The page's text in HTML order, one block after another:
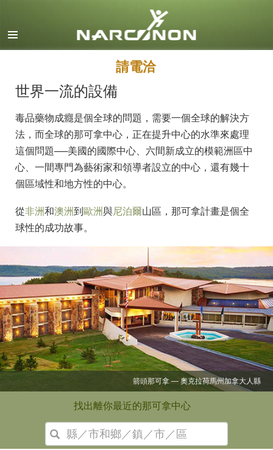
丹麥文
法文
希伯來文
馬札兒文
日文
荷蘭文
挪威文
葡萄牙文
俄文
瑞典文
繁體中文
阿拉伯文
尼泊爾文
烏克蘭文
請電洽
世界一流的設備
毒品藥物成癮是個全球的問題，需要一個全球的解決方
法，而全球的那可拿中心，正在提升中心的水準來處理
這個問題──美國的國際中心、六間新成立的模範洲區中
心、一間專門為藝術家和領導者設立的中心，還有幾十
個區域性和地方性的中心。
從非洲和澳洲到歐洲與尼泊爾山區，那可拿計畫是個全
球性的成功故事。
尼泊爾那可拿
找出離你最近的那可拿中心